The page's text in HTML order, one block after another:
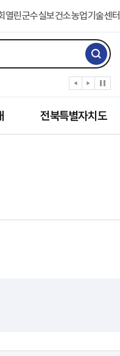
열린군수실보건소농업기술센터
인”
전북특별자치도